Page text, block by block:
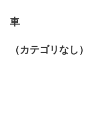
車
（カテゴリなし）